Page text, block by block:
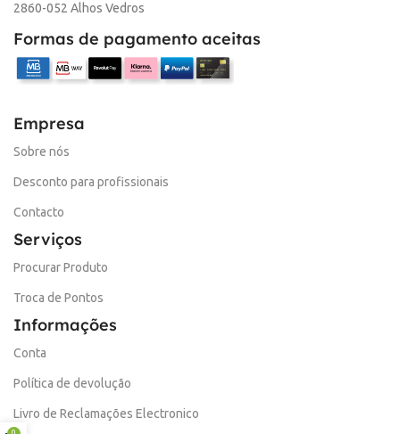
2860-052 Alhos Vedros
Formas de pagamento aceitas
Empresa
Sobre nós
Desconto para profissionais
Contacto
Serviços
Procurar Produto
Troca de Pontos
Informações
Conta
Política de devolução
Livro de Reclamações Electronico